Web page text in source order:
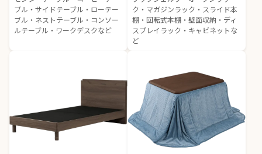
ブル・サイドテーブル・ローテー
ブル・ネストテーブル・コンソー
ルテーブル・ワークデスクなど
ク・マガジンラック・スライド本
棚・回転式本棚・壁面収納・ディ
スプレイラック・キャビネットな
ど